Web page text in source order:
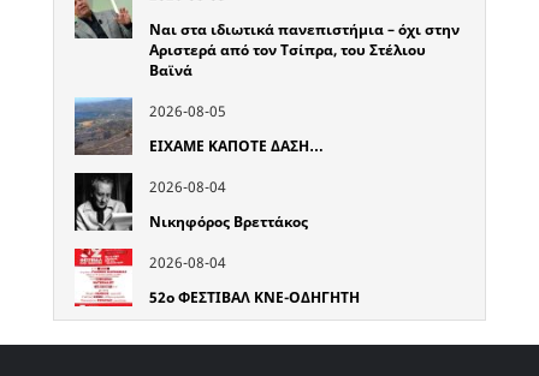
Ναι στα ιδιωτικά πανεπιστήμια – όχι στην
Αριστερά από τον Τσίπρα, του Στέλιου
Βαϊνά
2026-08-05
ΕΙΧΑΜΕ ΚΑΠΟΤΕ ΔΑΣΗ…
2026-08-04
Νικηφόρος Βρεττάκος
2026-08-04
52o ΦΕΣΤΙΒΑΛ ΚΝΕ-ΟΔΗΓΗΤΗ